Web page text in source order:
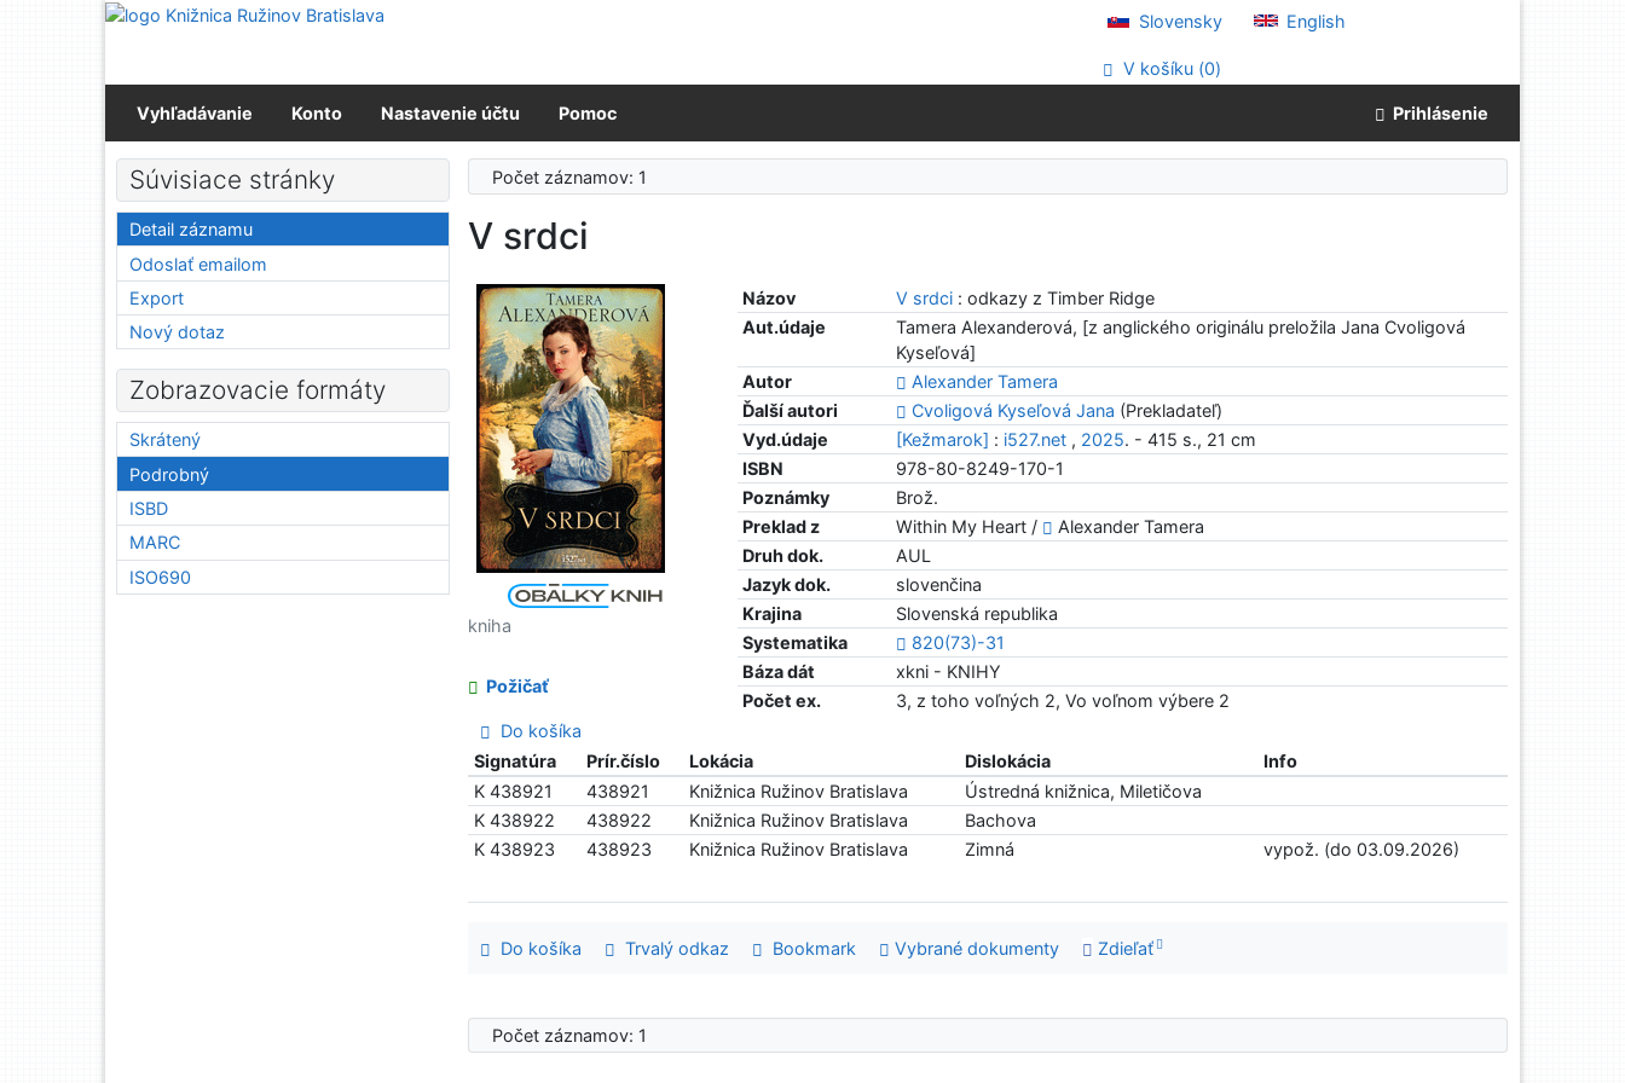
Prejsť na obsah
Slovensky English
V košíku (0)
Vyhľadávanie Konto Nastavenie účtu Pomoc Prihlásenie
Počet záznamov: 1
V srdci
Názov V srdci : odkazy z Timber Ridge
Aut.údaje
Tamera Alexanderová, [z anglického originálu preložila Jana Cvoligová
Kyseľová]
Autor
Alexander Tamera
Ďalší autori
Cvoligová Kyseľová Jana (Prekladateľ)
Vyd.údaje
[Kežmarok] : i527.net , 2025. - 415 s., 21 cm
ISBN
978-80-8249-170-1
Poznámky
Brož.
Preklad z
Within My Heart /
Alexander Tamera
Druh dok.
AUL
Jazyk dok.
slovenčina
Krajina
Slovenská republika
Systematika
820(73)-31
Báza dát
xkni - KNIHY
Počet ex.
3, z toho voľných 2, Vo voľnom výbere 2
kniha
Požičať
Do košíka
Signatúra
Prír.číslo Lokácia Dislokácia
Info
K 438921
438921 Knižnica Ružinov Bratislava
Ústredná knižnica, Miletičova
K 438922
438922 Knižnica Ružinov Bratislava
Bachova
K 438923
438923 Knižnica Ružinov Bratislava Zimná vypož. (do 03.09.2026)
Do košíka Trvalý odkaz Bookmark Vybrané dokumenty Zdieľať
Počet záznamov: 1
Súvisiace stránky
Detail záznamu
Odoslať emailom
Export
Nový dotaz
Zobrazovacie formáty
Skrátený
Podrobný
ISBD
MARC
ISO690